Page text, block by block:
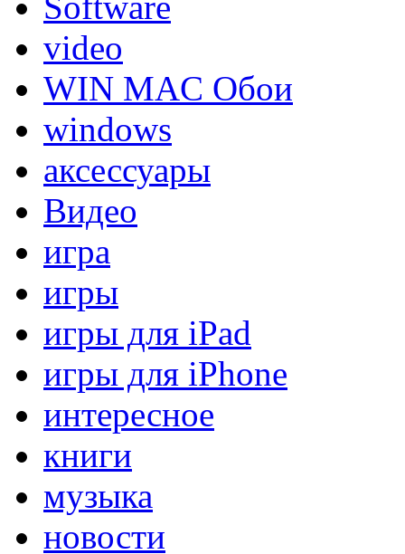
video
WIN MAC Обои
windows
аксессуары
Видео
игра
игры
игры для iPad
игры для iPhone
интересное
книги
музыка
новости